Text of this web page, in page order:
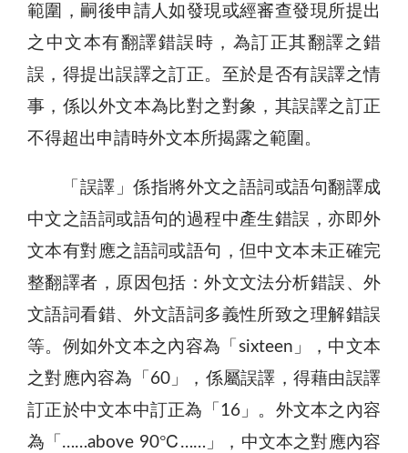
範圍，嗣後申請人如發現或經審查發現所提出
之中文本有翻譯錯誤時，為訂正其翻譯之錯
誤，得提出誤譯之訂正。至於是否有誤譯之情
事，係以外文本為比對之對象，其誤譯之訂正
不得超出申請時外文本所揭露之範圍。
「誤譯」係指將外文之語詞或語句翻譯成
中文之語詞或語句的過程中產生錯誤，亦即外
文本有對應之語詞或語句，但中文本未正確完
整翻譯者，原因包括：外文文法分析錯誤、外
文語詞看錯、外文語詞多義性所致之理解錯誤
等。例如外文本之內容為「sixteen」，中文本
之對應內容為「60」，係屬誤譯，得藉由誤譯
訂正於中文本中訂正為「16」。外文本之內容
為「……above 90℃……」，中文本之對應內容